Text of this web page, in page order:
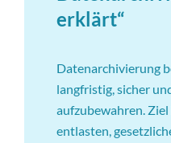
erklärt“
Datenarchivierung
langfristig, sicher
aufzubewahren. Ziel
entlasten,